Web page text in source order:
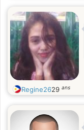
Regine2629 ans